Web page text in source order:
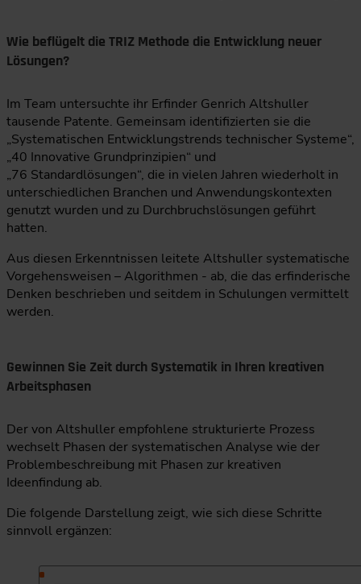
Wie beflügelt die TRIZ Methode die Entwicklung neuer
Lösungen?
Im Team untersuchte ihr Erfinder Genrich Altshuller
tausende Patente. Gemeinsam identifizierten sie die
„Systematischen Entwicklungstrends technischer Systeme“,
„40 Innovative Grundprinzipien“ und
„76 Standardlösungen“, die in vielen Jahren wiederholt in
unterschiedlichen Branchen und Anwendungskontexten
genutzt wurden und zu Durchbruchslösungen geführt
hatten.
Aus diesen Erkenntnissen leitete Altshuller systematische
Vorgehensweisen – Algorithmen - ab, die das erfinderische
Denken beschrieben und seitdem in Schulungen vermittelt
werden.
Gewinnen Sie Zeit durch Systematik in Ihren kreativen
Arbeitsphasen
Der von Altshuller empfohlene strukturierte Prozess
wechselt Phasen der systematischen Analyse wie der
Problembeschreibung mit Phasen zur kreativen
Ideenfindung ab.
Die folgende Darstellung zeigt, wie sich diese Schritte
sinnvoll ergänzen: